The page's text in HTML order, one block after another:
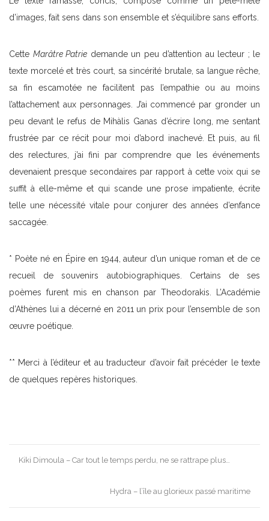
d’images, fait sens dans son ensemble et s’équilibre sans efforts.
Cette Marâtre Patrie demande un peu d’attention au lecteur ; le
texte morcelé et très court, sa sincérité brutale, sa langue rêche,
sa fin escamotée ne facilitent pas l’empathie ou au moins
l’attachement aux personnages. J’ai commencé par gronder un
peu devant le refus de Mihàlis Ganas d’écrire long, me sentant
frustrée par ce récit pour moi d’abord inachevé. Et puis, au fil
des relectures, j’ai fini par comprendre que les événements
devenaient presque secondaires par rapport à cette voix qui se
suffit à elle-même et qui scande une prose impatiente, écrite
telle une nécessité vitale pour conjurer des années d’enfance
saccagée.
* Poète né en Épire en 1944, auteur d’un unique roman et de ce
recueil de souvenirs autobiographiques. Certains de ses
poèmes furent mis en chanson par Theodorakis. L’Académie
d’Athènes lui a décerné en 2011 un prix pour l’ensemble de son
œuvre poétique.
** Merci à l’éditeur et au traducteur d’avoir fait précéder le texte
de quelques repères historiques.
Post
Kiki Dimoula – Car tout le temps perdu, ne se rattrape plus…
Hydra – l’île au glorieux passé maritime